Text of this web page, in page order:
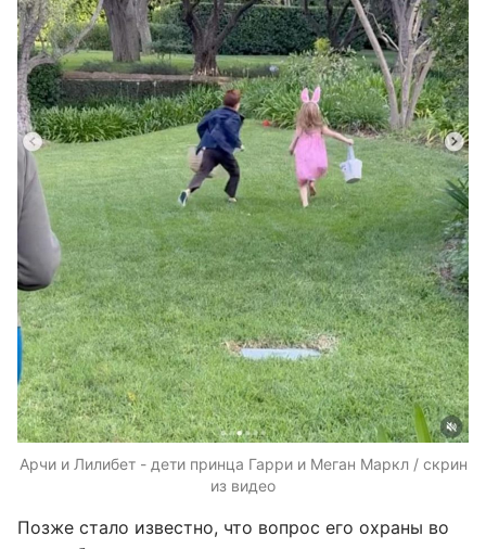
Арчи и Лилибет - дети принца Гарри и Меган Маркл / скрин
из видео
Позже стало известно, что вопрос его охраны во